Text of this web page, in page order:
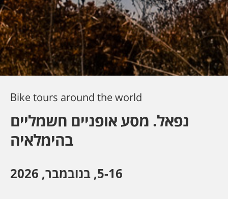
Bike tours around the world
נפאל. מסע אופניים חשמליים
בהימלאיה
5-16, בנובמבר, 2026